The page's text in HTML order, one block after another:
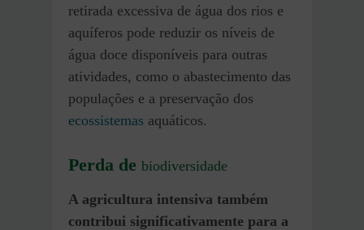
retirada excessiva de água dos rios e
aquíferos pode reduzir os níveis de
água doce disponíveis para outras
atividades, como o abastecimento das
populações e a preservação dos
ecossistemas aquáticos.
Perda de biodiversidade
A agricultura intensiva também
contribui significativamente para a